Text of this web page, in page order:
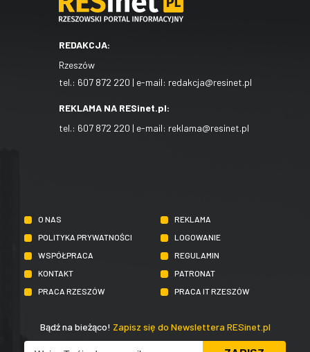
REDAKCJA:
Rzeszów
tel.: 607 872 220 | e-mail: redakcja@resinet.pl
REKLAMA NA RESinet.pl:
tel.: 607 872 220 | e-mail: reklama@resinet.pl
O NAS
REKLAMA
POLITYKA PRYWATNOŚCI
LOGOWANIE
WSPÓŁPRACA
REGULAMIN
KONTAKT
PATRONAT
PRACA RZESZÓW
PRACA IT RZESZÓW
Bądź na bieżąco! Zapisz się do Newslettera RESinet.pl